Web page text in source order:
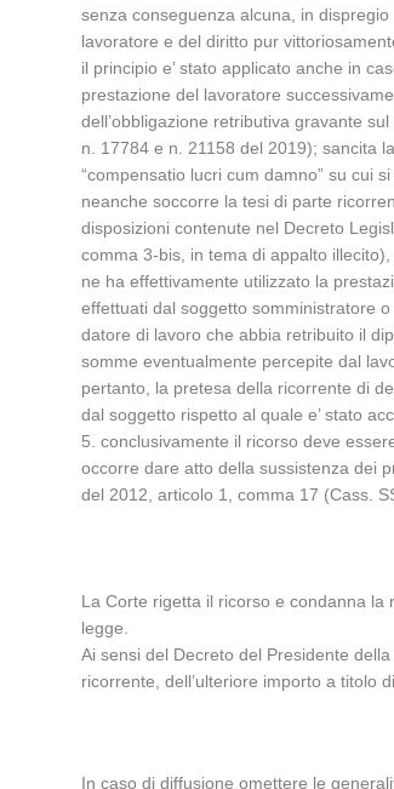
senza conseguenza alcuna, in
lavoratore e del diritto pur
il principio e’ stato applicato anche in
prestazione del lavoratore
dell’obbligazione retributiva gravante
n. 17784 e n. 21158 del 2019); sancita
“compensatio lucri cum damno” su cui
neanche soccorre la tesi di parte
disposizioni contenute nel Decreto
comma 3-bis, in tema di appalto
ne ha effettivamente utilizzato la
effettuati dal soggetto somministratore
datore di lavoro che abbia retribuito il
somme eventualmente percepite dal
pertanto, la pretesa della ricorrente di
dal soggetto rispetto al quale e’ stato
5. conclusivamente il ricorso deve
occorre dare atto della sussistenza dei
del 2012, articolo 1, comma 17 (Cass.
La Corte rigetta il ricorso e condanna
legge.
Ai sensi del Decreto del Presidente
ricorrente, dell’ulteriore importo a titolo
In caso di diffusione omettere le